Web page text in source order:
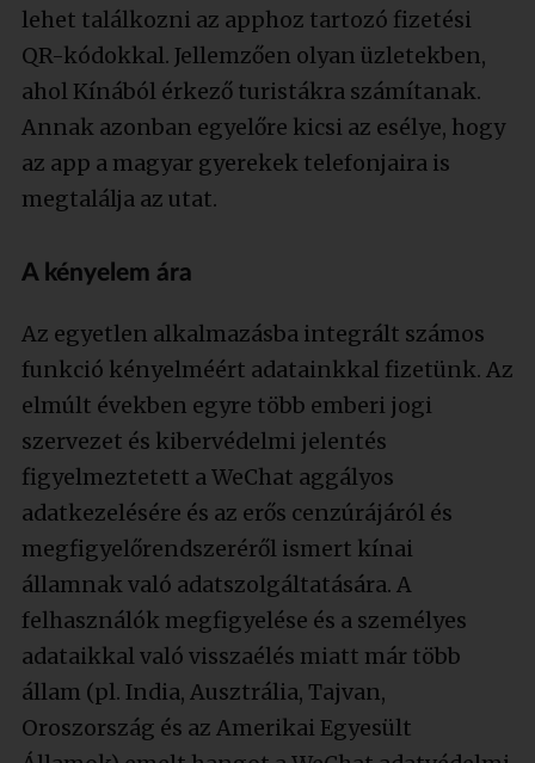
lehet találkozni az apphoz tartozó fizetési
QR-kódokkal. Jellemzően olyan üzletekben,
ahol Kínából érkező turistákra számítanak.
Annak azonban egyelőre kicsi az esélye, hogy
az app a magyar gyerekek telefonjaira is
megtalálja az utat.
A kényelem ára
Az egyetlen alkalmazásba integrált számos
funkció kényelméért adatainkkal fizetünk. Az
elmúlt években egyre több emberi jogi
szervezet és kibervédelmi jelentés
figyelmeztetett a WeChat aggályos
adatkezelésére és az erős cenzúrájáról és
megfigyelőrendszeréről ismert kínai
államnak való adatszolgáltatására. A
felhasználók megfigyelése és a személyes
adataikkal való visszaélés miatt már több
állam (pl. India, Ausztrália, Tajvan,
Oroszország és az Amerikai Egyesült